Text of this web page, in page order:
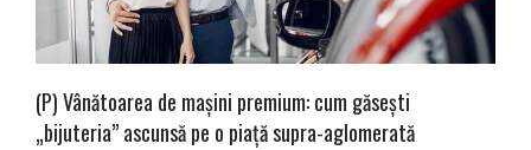
(P) Vânătoarea de mașini premium: cum găsești
„bijuteria” ascunsă pe o piață supra-aglomerată